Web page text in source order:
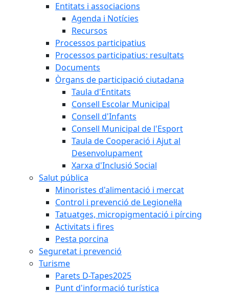
Entitats i associacions
Agenda i Notícies
Recursos
Processos participatius
Processos participatius: resultats
Documents
Òrgans de participació ciutadana
Taula d'Entitats
Consell Escolar Municipal
Consell d'Infants
Consell Municipal de l'Esport
Taula de Cooperació i Ajut al
Desenvolupament
Xarxa d'Inclusió Social
Salut pública
Minoristes d'alimentació i mercat
Control i prevenció de Legionel·la
Tatuatges, micropigmentació i pírcing
Activitats i fires
Pesta porcina
Seguretat i prevenció
Turisme
Parets D-Tapes2025
Punt d'informació turística